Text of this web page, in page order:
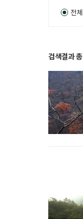
전체
검색결과 총